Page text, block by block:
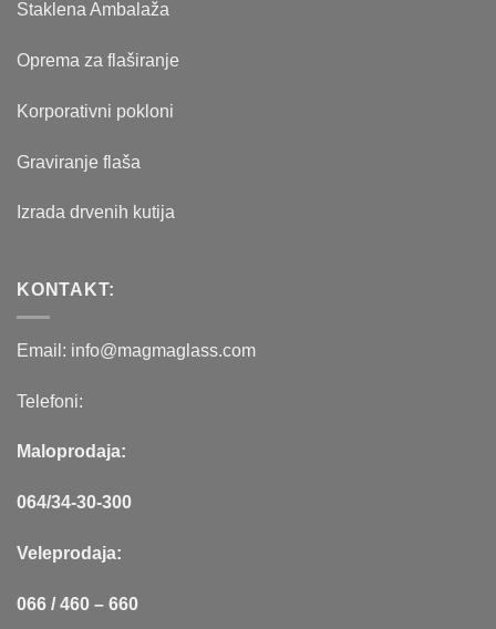
Staklena Ambalaža
Oprema za flaširanje
Korporativni pokloni
Graviranje flaša
Izrada drvenih kutija
KONTAKT:
Email: info@magmaglass.com
Telefoni:
Maloprodaja:
064/34-30-300
Veleprodaja:
066 / 460 – 660